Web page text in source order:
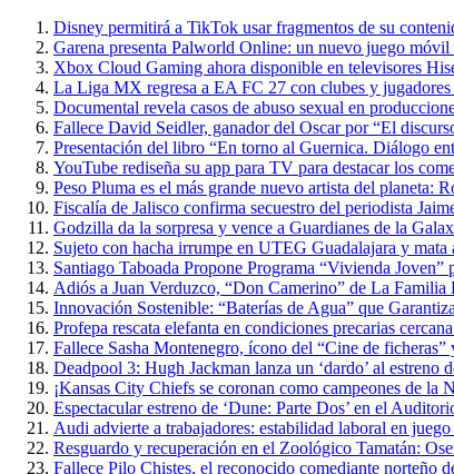
Disney permitirá a TikTok usar fragmentos de su
Garena presenta Palworld Online: un nuevo juego
Xbox Cloud Gaming ahora disponible en televisores
La Liga MX regresa a EA FC 27 con clubes y
Documental revela casos de abuso sexual en
Fallece David Seidler, ganador del Oscar por “El
Presentación del libro “En torno al Guernica. Diálogo
YouTube rediseña su app para TV para destacar los
Peso Pluma es el más grande nuevo artista del planeta:
Fiscalía de Jalisco confirma secuestro del periodista
Godzilla da la sorpresa y vence a Guardianes de la
Sujeto con hacha irrumpe en UTEG Guadalajara y mata
Santiago Taboada Propone Programa “Vivienda
Adiós a Juan Verduzco, “Don Camerino” de La Familia
Innovación Sostenible: “Baterías de Agua” que
Profepa rescata elefanta en condiciones precarias
Fallece Sasha Montenegro, ícono del “Cine de
Deadpool 3: Hugh Jackman lanza un ‘dardo’ al estreno
¡Kansas City Chiefs se coronan como campeones de la
Espectacular estreno de ‘Dune: Parte Dos’ en el
Audi advierte a trabajadores: estabilidad laboral en
Resguardo y recuperación en el Zoológico Tamatán:
Fallece Pilo Chistes, el reconocido comediante norteño